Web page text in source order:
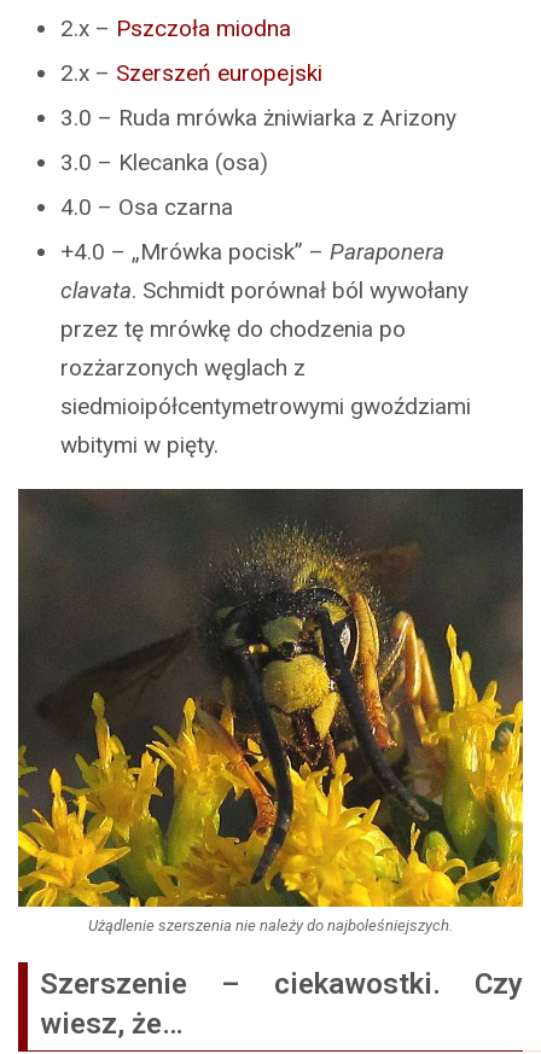
2.x – Pszczoła miodna
2.x – Szerszeń europejski
3.0 – Ruda mrówka żniwiarka z Arizony
3.0 – Klecanka (osa)
4.0 – Osa czarna
+4.0 – „Mrówka pocisk” – Paraponera
clavata. Schmidt porównał ból wywołany
przez tę mrówkę do chodzenia po
rozżarzonych węglach z
siedmioipółcentymetrowymi gwoździami
wbitymi w pięty.
Użądlenie szerszenia nie należy do najboleśniejszych.
Szerszenie – ciekawostki. Czy
wiesz, że…